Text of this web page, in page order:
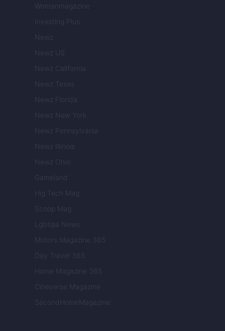
Womanmagazine
Investing Plus
Newz
Newz US
Newz California
Newz Texas
Newz Florida
Newz New York
Newz Pennsylvania
Newz Illinois
Newz Ohio
Gameland
Hig Tech Mag
Scoop Mag
Lgbtqia News
Motors Magazine 365
Day Travel 365
Home Magazine 365
Cineverse Magazine
SecondHomeMagazine